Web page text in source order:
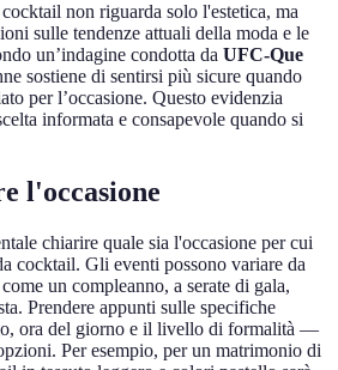
non riguarda solo l'estetica, ma
sulle tendenze attuali della moda e le
un’indagine condotta da UFC-Que
sostiene di sentirsi più sicure quando
per l’occasione. Questo evidenzia
informata e consapevole quando si
l'occasione
chiarire quale sia l'occasione per cui
cocktail. Gli eventi possono variare da
un compleanno, a serate di gala,
Prendere appunti sulle specifiche
ora del giorno e il livello di formalità —
Per esempio, per un matrimonio di